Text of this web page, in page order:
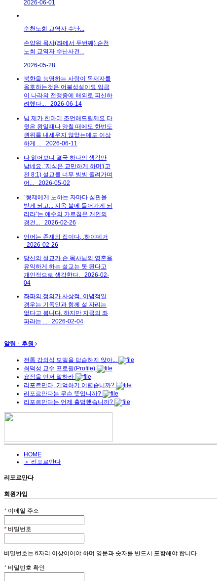
2026-06-01
순천노회 교역자 수난...
손양원 목사(좌에서 두번째) 순천
노회 교역자 수난사건...
2026-05-28
북한을 능명하는 사람이 독재자를
옹호하는것은 어불성설이요 임금
이 나라의 전쟁중에 해외로 피신하
려했다...
2026-06-14
님 제가 한마디 조언해드릴께요 다
윗은 왕일때나 양칠 때에도 한번도
권위를 내세우지 않았는데도 이상
하게 ...
2026-06-11
다 읽어보니 결국 하나의 생각만
남네요. '지식은 교만하게 하며'(고
전 8:1) 설교를 너무 빙빙 돌려가며
어...
2026-05-02
“형제에게 노하는 자마다 심판을
받게 되고... 지옥 불에 들어가게 되
리라”는 예수의 가르침은 개인의
경건...
2026-02-26
언어는 존재의 집이다, ,하이데거
2026-02-26
당신의 설교가 손 목사님의 영혼을
유익하게 하는 설교는 못 된다고
개인적으로 생각한다.
2026-02-
04
좌파의 정의가 사상적, 이념적일
경우는 기독인과 함께 설 자리는
없다고 봅니다. 하지만 지금의 좌
파라는 ...
2026-02-04
알림ㆍ후원
전통 강의식 모델을 답습하지 않아...
최덕성 교수 프로필(Profile)
요점을 먼저 말하라
리포르만다, 기억하기 어렵습니까?
리포르만다는 무슨 뜻입니까?
리포르만다는 언제 출범했습니까?
HOME
＞ 리포르만다
리포르만다
회원가입
* 이메일 주소
* 비밀번호
비밀번호는 6자리 이상이어야 하며 영문과 숫자를 반드시 포함해야 합니다.
* 비밀번호 확인